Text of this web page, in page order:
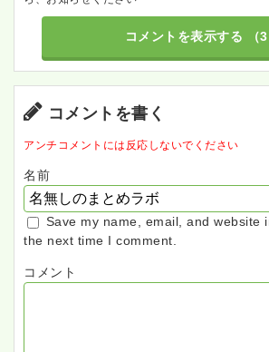
コメントを表示する （3
コメントを書く
アンチコメントには反応しないでください
名前
Save my name, email, and website
the next time I comment.
コメント